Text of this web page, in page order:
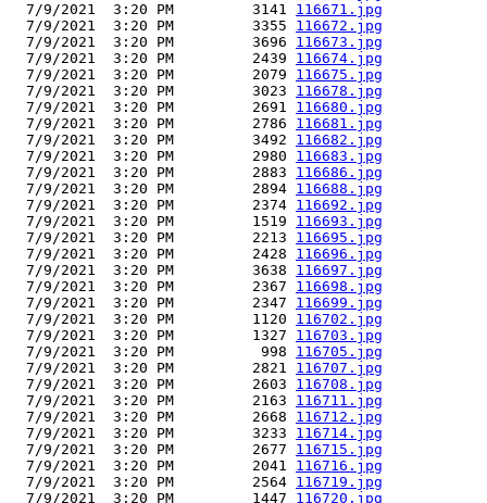
  7/9/2021  3:20 PM         3141
116671.jpg
  7/9/2021  3:20 PM         3355
116672.jpg
  7/9/2021  3:20 PM         3696
116673.jpg
  7/9/2021  3:20 PM         2439
116674.jpg
  7/9/2021  3:20 PM         2079
116675.jpg
  7/9/2021  3:20 PM         3023
116678.jpg
  7/9/2021  3:20 PM         2691
116680.jpg
  7/9/2021  3:20 PM         2786
116681.jpg
  7/9/2021  3:20 PM         3492
116682.jpg
  7/9/2021  3:20 PM         2980
116683.jpg
  7/9/2021  3:20 PM         2883
116686.jpg
  7/9/2021  3:20 PM         2894
116688.jpg
  7/9/2021  3:20 PM         2374
116692.jpg
  7/9/2021  3:20 PM         1519
116693.jpg
  7/9/2021  3:20 PM         2213
116695.jpg
  7/9/2021  3:20 PM         2428
116696.jpg
  7/9/2021  3:20 PM         3638
116697.jpg
  7/9/2021  3:20 PM         2367
116698.jpg
  7/9/2021  3:20 PM         2347
116699.jpg
  7/9/2021  3:20 PM         1120
116702.jpg
  7/9/2021  3:20 PM         1327
116703.jpg
  7/9/2021  3:20 PM          998
116705.jpg
  7/9/2021  3:20 PM         2821
116707.jpg
  7/9/2021  3:20 PM         2603
116708.jpg
  7/9/2021  3:20 PM         2163
116711.jpg
  7/9/2021  3:20 PM         2668
116712.jpg
  7/9/2021  3:20 PM         3233
116714.jpg
  7/9/2021  3:20 PM         2677
116715.jpg
  7/9/2021  3:20 PM         2041
116716.jpg
  7/9/2021  3:20 PM         2564
116719.jpg
  7/9/2021  3:20 PM         1447
116720.jpg